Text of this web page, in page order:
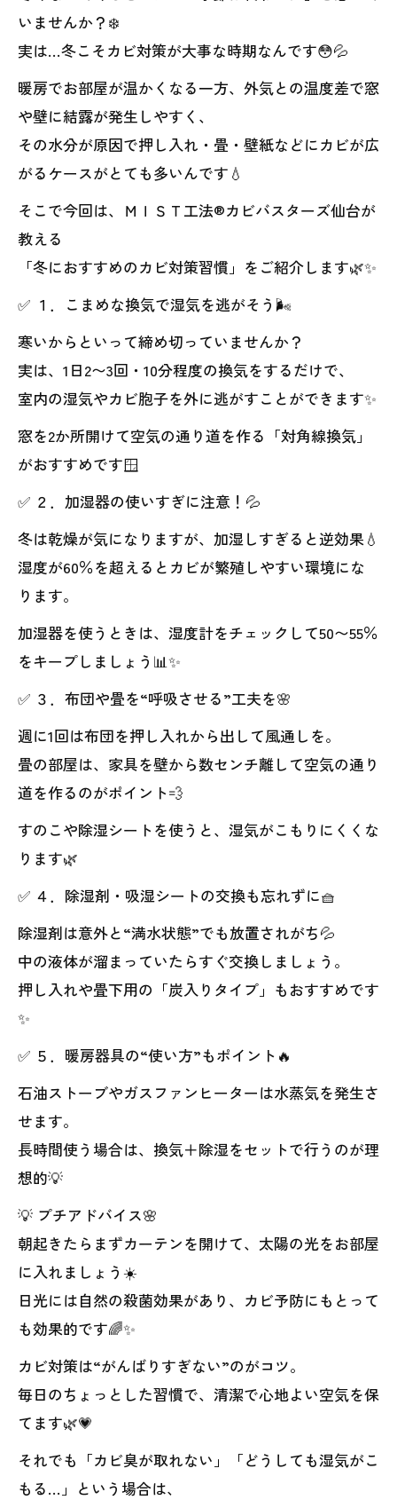
いませんか？❄️
実は…冬こそカビ対策が大事な時期なんです😳💦
暖房でお部屋が温かくなる一方、外気との温度差で窓
や壁に結露が発生しやすく、
その水分が原因で押し入れ・畳・壁紙などにカビが広
がるケースがとても多いんです💧
そこで今回は、ＭＩＳＴ工法®カビバスターズ仙台が
教える
「冬におすすめのカビ対策習慣」をご紹介します🌿✨
✅ １．こまめな換気で湿気を逃がそう🌬️
寒いからといって締め切っていませんか？
実は、1日2〜3回・10分程度の換気をするだけで、
室内の湿気やカビ胞子を外に逃がすことができます✨
窓を2か所開けて空気の通り道を作る「対角線換気」
がおすすめです🪟
✅ ２．加湿器の使いすぎに注意！💦
冬は乾燥が気になりますが、加湿しすぎると逆効果💧
湿度が60％を超えるとカビが繁殖しやすい環境にな
ります。
加湿器を使うときは、湿度計をチェックして50〜55％
をキープしましょう📊✨
✅ ３．布団や畳を“呼吸させる”工夫を🌸
週に1回は布団を押し入れから出して風通しを。
畳の部屋は、家具を壁から数センチ離して空気の通り
道を作るのがポイント💨
すのこや除湿シートを使うと、湿気がこもりにくくな
ります🌿
✅ ４．除湿剤・吸湿シートの交換も忘れずに🧺
除湿剤は意外と“満水状態”でも放置されがち💦
中の液体が溜まっていたらすぐ交換しましょう。
押し入れや畳下用の「炭入りタイプ」もおすすめです
✨
✅ ５．暖房器具の“使い方”もポイント🔥
石油ストーブやガスファンヒーターは水蒸気を発生さ
せます。
長時間使う場合は、換気＋除湿をセットで行うのが理
想的💡
💡 プチアドバイス🌸
朝起きたらまずカーテンを開けて、太陽の光をお部屋
に入れましょう☀️
日光には自然の殺菌効果があり、カビ予防にもとって
も効果的です🌈✨
カビ対策は“がんばりすぎない”のがコツ。
毎日のちょっとした習慣で、清潔で心地よい空気を保
てます🌿💗
それでも「カビ臭が取れない」「どうしても湿気がこ
もる…」という場合は、